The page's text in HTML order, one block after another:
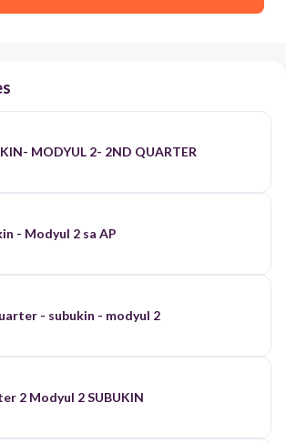
MODYUL 2- 2ND QUARTER
- Modyul 2 sa AP
- subukin - modyul 2
2 Modyul 2 SUBUKIN